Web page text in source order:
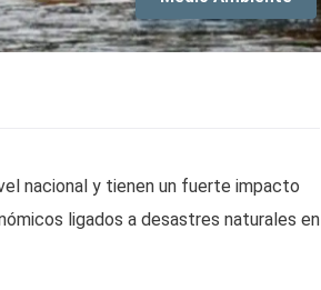
nacional y tienen un fuerte impacto
ligados a desastres naturales en